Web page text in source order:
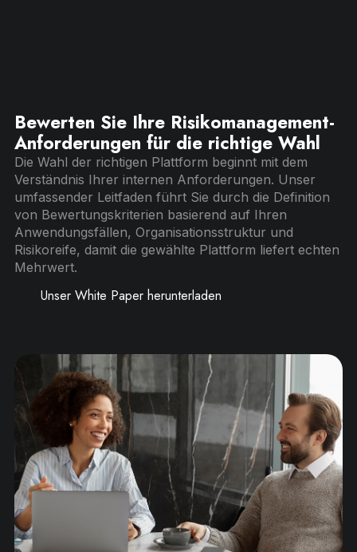
Bewerten Sie Ihre Risikomanagement-
Anforderungen für die richtige Wahl
Die Wahl der richtigen Plattform beginnt mit dem
Verständnis Ihrer internen Anforderungen. Unser
umfassender Leitfaden führt Sie durch die Definition
von Bewertungskriterien basierend auf Ihren
Anwendungsfällen, Organisationsstruktur und
Risikoreife, damit die gewählte Plattform liefert echten
Mehrwert.
Unser White Paper herunterladen